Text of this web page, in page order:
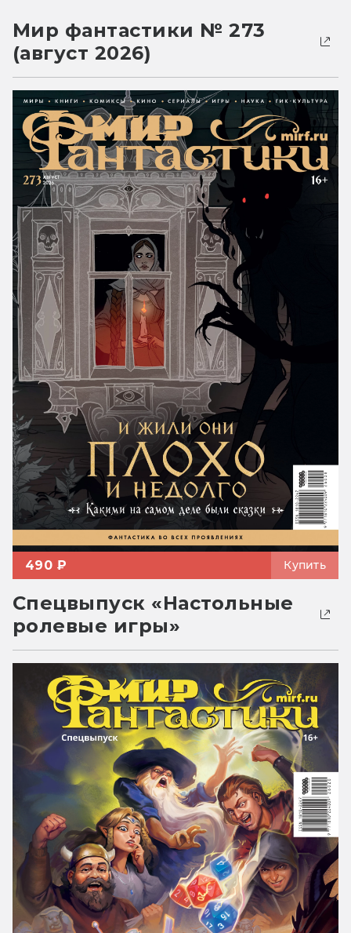
Мир фантастики № 273
(август 2026)
490 ₽ Купить
Спецвыпуск «Настольные
ролевые игры»